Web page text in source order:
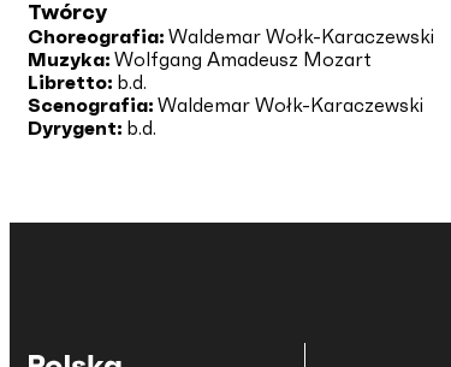
Twórcy
Choreografia: Waldemar Wołk-Karaczewski
Muzyka: Wolfgang Amadeusz Mozart
Libretto: b.d.
Scenografia: Waldemar Wołk-Karaczewski
Dyrygent: b.d.